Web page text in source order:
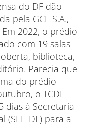
do DF dão
pela GCE S.A.,
2022, o prédio
com 19 salas
biblioteca,
Parecia que
do prédio
o TCDF
dias à Secretaria
(SEE-DF) para a